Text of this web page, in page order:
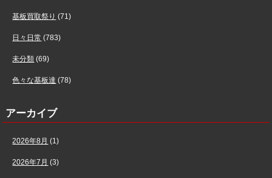
基板買取祭り (71)
日々日常 (783)
未分類 (69)
色々な基板達 (78)
アーカイブ
2026年8月 (1)
2026年7月 (3)